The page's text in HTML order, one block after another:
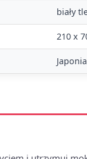
biały
210 x